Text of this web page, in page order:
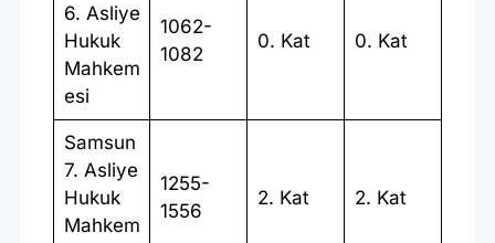
6. Asliye
Hukuk
Mahkem
esi
1062-
1082
0. Kat 0. Kat
Samsun
7. Asliye
Hukuk
Mahkem
1255-
1556
2. Kat 2. Kat